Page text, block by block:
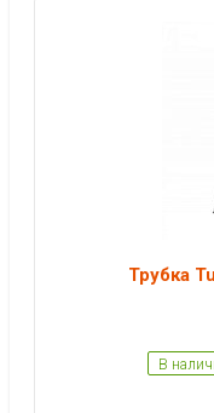
Трубка
В